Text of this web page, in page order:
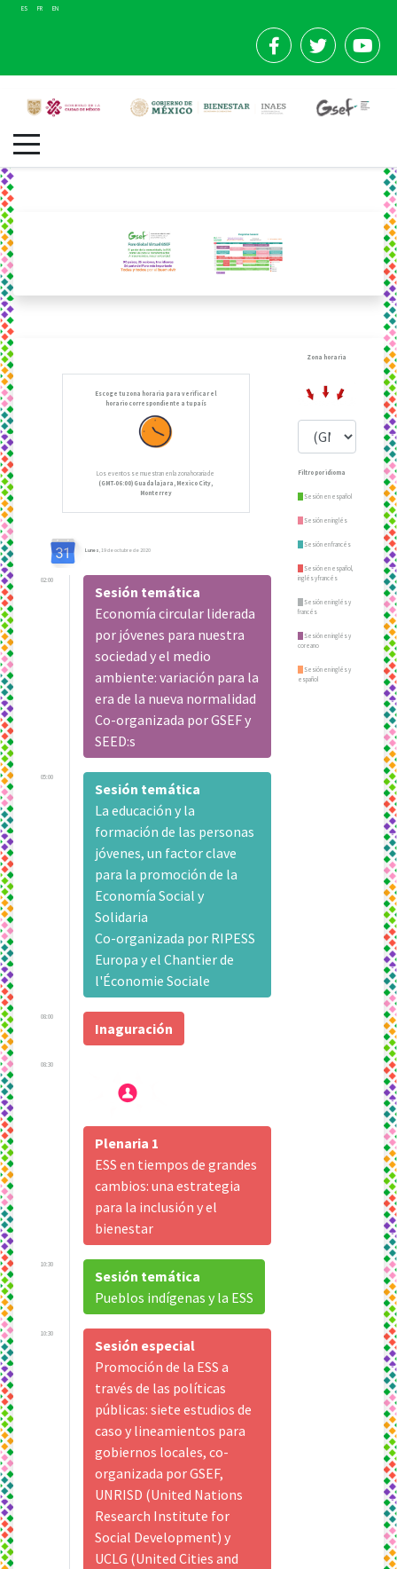
ES FR EN
Escoge tu zona horaria para verificar el
horario correspondiente a tu país
Los eventos se muestran en la zona horaria de
(GMT-06:00) Guadalajara, Mexico City,
Monterrey
Lunes, 19 de octubre de 2020
02:00
Sesión temática
Economía circular liderada
por jóvenes para nuestra
sociedad y el medio
ambiente: variación para la
era de la nueva normalidad
Co-organizada por GSEF y
SEED:s
05:00
Sesión temática
La educación y la
formación de las personas
jóvenes, un factor clave
para la promoción de la
Economía Social y
Solidaria
Co-organizada por RIPESS
Europa y el Chantier de
l'Économie Sociale
08:00
Inaguración
08:30
Plenaria 1
ESS en tiempos de grandes
cambios: una estrategia
para la inclusión y el
bienestar
10:30
Sesión temática
Pueblos indígenas y la ESS
10:30
Sesión especial
Promoción de la ESS a
través de las políticas
públicas: siete estudios de
caso y lineamientos para
gobiernos locales, co-
organizada por GSEF,
UNRISD (United Nations
Research Institute for
Social Development) y
UCLG (United Cities and
Zona horaria
Filtro por idioma
Sesión en español
Sesión en inglés
Sesión en francés
Sesión en español,
inglés y francés
Sesión en inglés y
francés
Sesión en inglés y
coreano
Sesión en inglés y
español